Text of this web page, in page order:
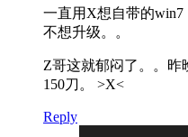
一直用X想自带的win7
不想升级。。
Z哥这就郁闷了。。昨
150刀。 >X<
Reply